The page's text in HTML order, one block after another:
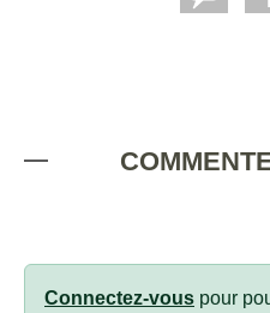
Connectez-vous pour